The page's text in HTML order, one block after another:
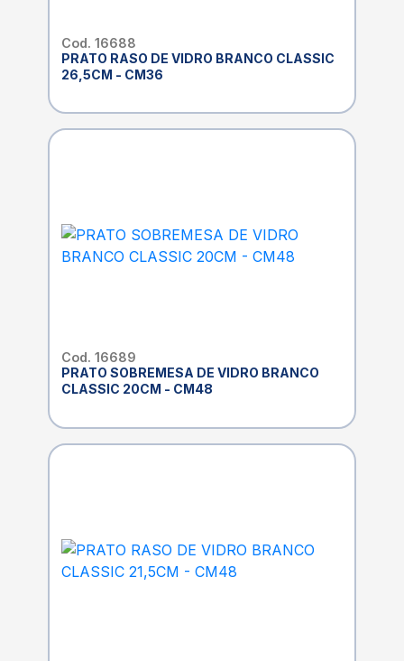
Cod. 16688
PRATO RASO DE VIDRO BRANCO CLASSIC
26,5CM - CM36
Cod. 16689
PRATO SOBREMESA DE VIDRO BRANCO
CLASSIC 20CM - CM48